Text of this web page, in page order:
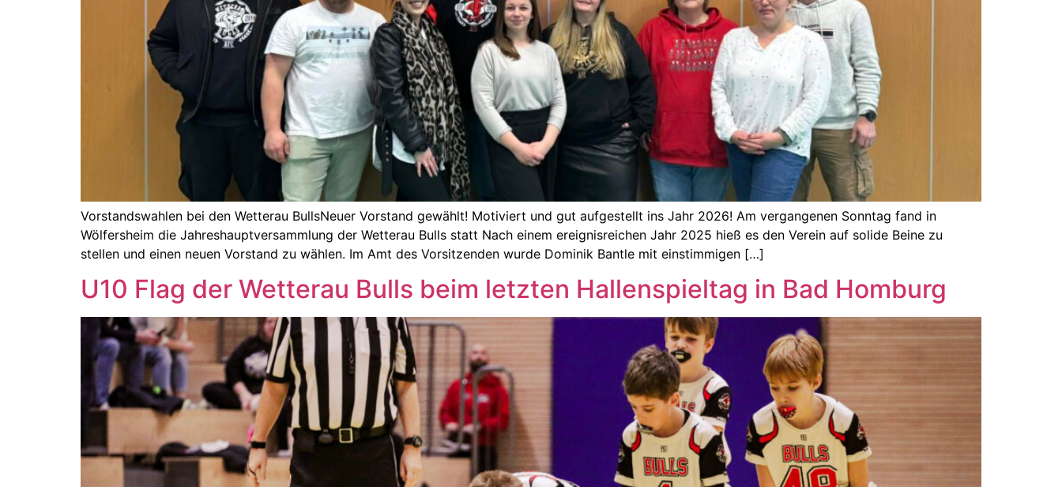
Vorstandswahlen bei den Wetterau BullsNeuer Vorstand gewählt! Motiviert und gut aufgestellt ins Jahr 2026! Am vergangenen Sonntag fand in
Wölfersheim die Jahreshauptversammlung der Wetterau Bulls statt Nach einem ereignisreichen Jahr 2025 hieß es den Verein auf solide Beine zu
stellen und einen neuen Vorstand zu wählen. Im Amt des Vorsitzenden wurde Dominik Bantle mit einstimmigen […]
U10 Flag der Wetterau Bulls beim letzten Hallenspieltag in Bad Homburg